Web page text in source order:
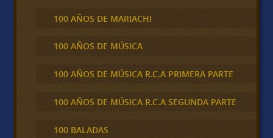
100 AÑOS DE MARIACHI
100 AÑOS DE MÚSICA
100 AÑOS DE MÚSICA R.C.A PRIMERA PARTE
100 AÑOS DE MÚSICA R.C.A SEGUNDA PARTE
100 BALADAS